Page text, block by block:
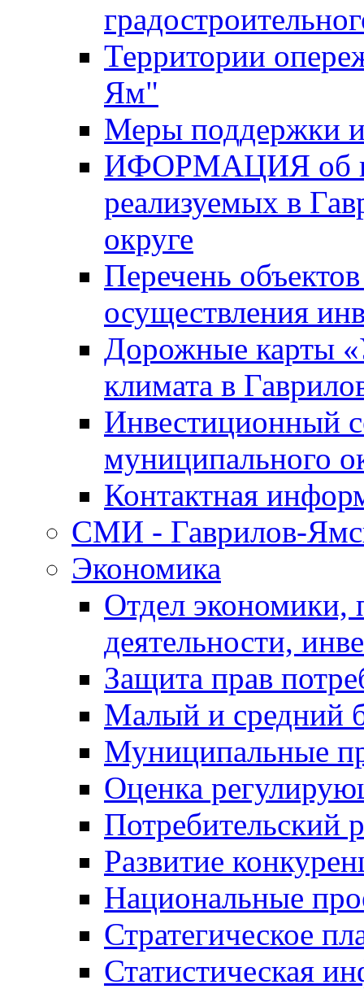
Территории
Ям"
Меры поддержки
ИФОРМАЦИЯ об
реализуемых в
округе
Перечень
осуществления
Дорожные карты
климата в
Инвестиционный
муниципального
Контактная
СМИ - Гаврилов-
Экономика
Отдел экономики,
деятельности,
Защита прав
Малый и средний
Муниципальные
Оценка
Потребительский
Развитие
Национальные
Стратегическое
Статистическая